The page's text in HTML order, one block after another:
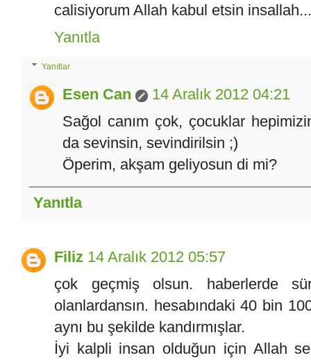
calisiyorum Allah kabul etsin insallah...
Yanıtla
Yanıtlar
Esen Can
14 Aralık 2012 04:21
Sağol canım çok, çocuklar
da sevinsin, sevindirilsin ;)
Öperim, akşam geliyosun di mi?
Yanıtla
Filiz 14 Aralık 2012 05:57
çok geçmiş olsun. haberlerde
olanlardansın. hesabındaki 40 bin
aynı bu şekilde kandırmışlar.
İyi kalpli insan olduğun için Allah